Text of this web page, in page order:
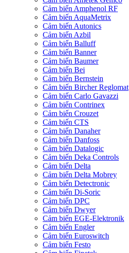
Cảm biến Amphenol RF
Cảm biến AquaMetrix
Cảm biến Autonics
Cảm biến Azbil
Cảm biến Balluff
Cảm biến Banner
Cảm biến Baumer
Cảm biến Bei
Cảm biến Bernstein
Cảm biến Bircher Reglomat
Cảm biến Carlo Gavazzi
Cảm biến Contrinex
Cảm biến Crouzet
Cảm biến CTS
Cảm biến Danaher
Cảm biến Danfoss
Cảm biến Datalogic
Cảm biến Deka Controls
Cảm biến Delta
Cảm biến Delta Mobrey
Cảm biến Detectronic
Cảm biến Di-Soric
Cảm biến DPC
Cảm biến Dwyer
Cảm biến EGE-Elektronik
Cảm biến Engler
Cảm biến Euroswitch
Cảm biến Festo